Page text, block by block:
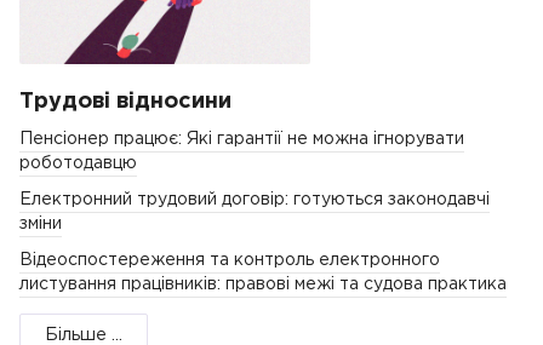
Трудові відносини
Пенсіонер працює: Які гарантії не можна ігнорувати
роботодавцю
Електронний трудовий договір: готуються законодавчі
зміни
Відеоспостереження та контроль електронного
листування працівників: правові межі та судова практика
Більше ...